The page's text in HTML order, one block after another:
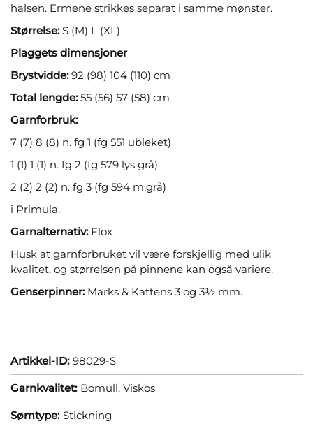
halsen. Ermene strikkes separat i samme mønster.
Størrelse:S (M) L (XL)
Plaggets dimensjoner
Brystvidde:92 (98) 104 (110) cm
Total lengde:55 (56) 57 (58) cm
Garnforbruk:
7 (7) 8 (8) n. fg 1 (fg 551 ubleket)
1 (1) 1 (1) n. fg 2 (fg 579 lys grå)
2 (2) 2 (2) n. fg 3 (fg 594 m.grå)
i Primula.
Garnalternativ:Flox
Husk at garnforbruket vil være forskjellig med ulik
kvalitet, og størrelsen på pinnene kan også variere.
Genserpinner:Marks & Kattens 3 og 3½ mm.
Artikkel-ID: 98029-S
Garnkvalitet: Bomull, Viskos
Sømtype: Stickning